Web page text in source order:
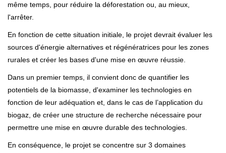
même temps, pour réduire la déforestation ou, au mieux,
l'arrêter.
En fonction de cette situation initiale, le projet devrait évaluer les
sources d'énergie alternatives et régénératrices pour les zones
rurales et créer les bases d'une mise en œuvre réussie.
Dans un premier temps, il convient donc de quantifier les
potentiels de la biomasse, d'examiner les technologies en
fonction de leur adéquation et, dans le cas de l’application du
biogaz, de créer une structure de recherche nécessaire pour
permettre une mise en œuvre durable des technologies.
En conséquence, le projet se concentre sur 3 domaines